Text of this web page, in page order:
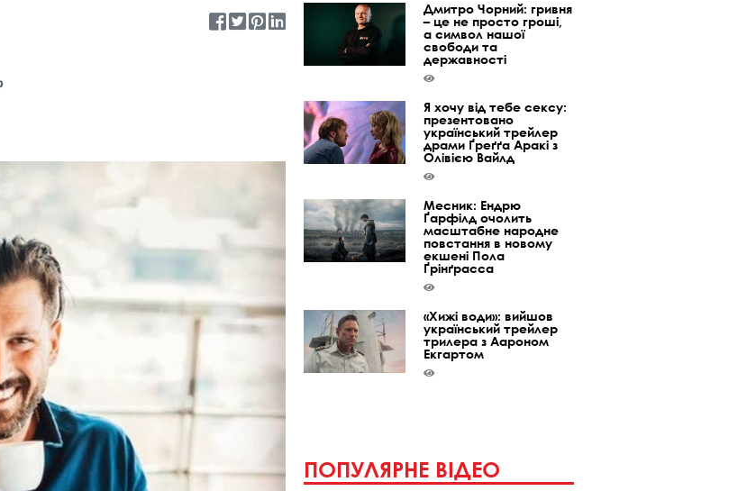
Дмитро Чорний: гривня
– це не просто гроші,
а символ нашої
свободи та
державності
Я хочу від тебе сексу:
презентовано
український трейлер
драми Ґреґґа Аракі з
Олівією Вайлд
Месник: Ендрю
Ґарфілд очолить
масштабне народне
повстання в новому
екшені Пола
Ґрінґрасса
«Хижі води»: вийшов
український трейлер
трилера з Аароном
Екгартом
ПОПУЛЯРНЕ ВІДЕО